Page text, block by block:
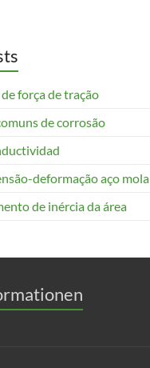
força de tração
de corrosão
deformação aço mola
de inércia da área